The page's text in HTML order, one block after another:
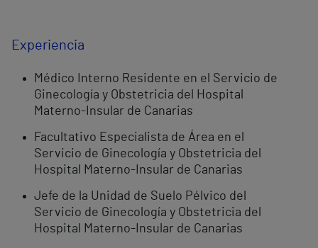
Experiencia
Médico Interno Residente en el Servicio de
Ginecología y Obstetricia del Hospital
Materno-Insular de Canarias
Facultativo Especialista de Área en el
Servicio de Ginecología y Obstetricia del
Hospital Materno-Insular de Canarias
Jefe de la Unidad de Suelo Pélvico del
Servicio de Ginecología y Obstetricia del
Hospital Materno-Insular de Canarias